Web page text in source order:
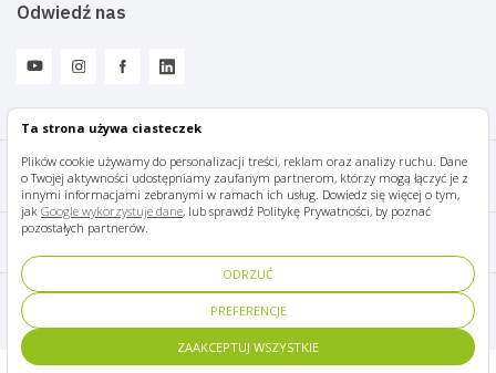
Ta strona używa ciasteczek
Plików cookie używamy do personalizacji treści, reklam oraz analizy ruchu. Dane
o Twojej aktywności udostępniamy zaufanym partnerom, którzy mogą łączyć je z
innymi informacjami zebranymi w ramach ich usług. Dowiedz się więcej o tym,
jak Google wykorzystuje dane, lub sprawdź Politykę Prywatności, by poznać
pozostałych partnerów.
ODRZUĆ
PREFERENCJE
ZAAKCEPTUJ WSZYSTKIE
Odwiedź nas
Mazury Travel © 2026
Polityka prywatności